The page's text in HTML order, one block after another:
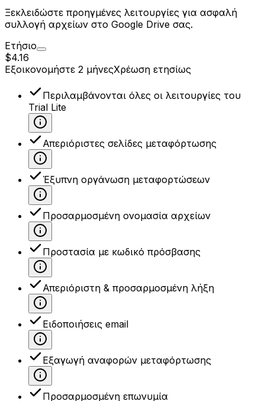
Ξεκλειδώστε προηγμένες λειτουργίες για ασφαλή
συλλογή αρχείων στο Google Drive σας.
Ετήσιο
$4.16
Εξοικονομήστε 2 μήνεςΧρέωση ετησίως
Περιλαμβάνονται όλες οι λειτουργίες του
Trial Lite
Απεριόριστες σελίδες μεταφόρτωσης
Έξυπνη οργάνωση μεταφορτώσεων
Προσαρμοσμένη ονομασία αρχείων
Προστασία με κωδικό πρόσβασης
Απεριόριστη & προσαρμοσμένη λήξη
Ειδοποιήσεις email
Εξαγωγή αναφορών μεταφόρτωσης
Προσαρμοσμένη επωνυμία